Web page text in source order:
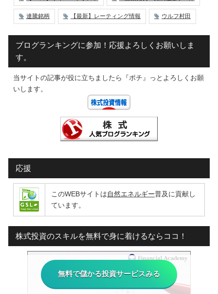
連騰銘柄 【最新】レーティング情報 ウルフ村田
ブログランキングに参加！応援よろしくお願いしま
す。
当サイトの記事が役に立ちましたら『ポチ』っとよろしくお願
いします。
応援
このWEBサイトは 自然エネルギー普及に貢献し
ています。
株式投資のスキルを無料で身に着けるならココ！
無料で儲かる投資サービスみる